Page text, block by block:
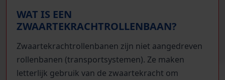
WAT IS EEN
ZWAARTEKRACHTROLLENBAAN?
Zwaartekrachtrollenbanen zijn niet aangedreven
rollenbanen (transportsystemen). Ze maken
letterlijk gebruik van de zwaartekracht om